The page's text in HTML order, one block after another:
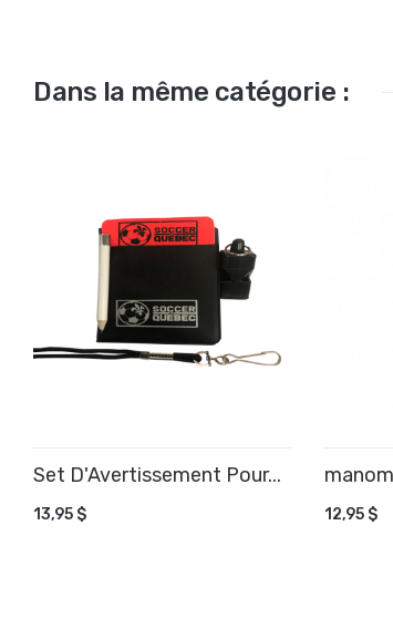
Dans la même catégorie :
Set D'Avertissement Pour...
13,95 $ 12,95 $